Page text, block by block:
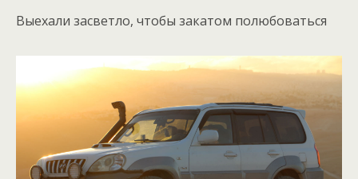
Выехали засветло, чтобы закатом полюбоваться